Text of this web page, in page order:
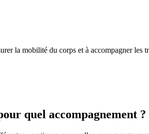
la mobilité du corps et à accompagner les
quel accompagnement ?